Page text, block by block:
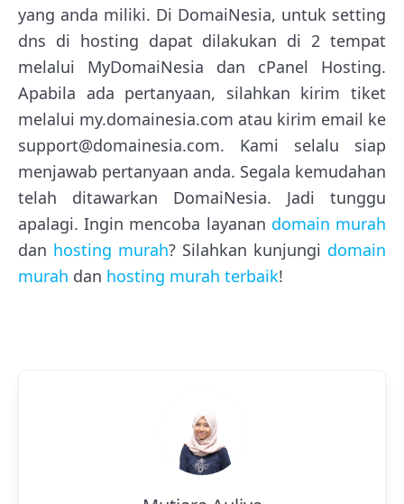
yang anda miliki. Di DomaiNesia, untuk setting
dns di hosting dapat dilakukan di 2 tempat
melalui MyDomaiNesia dan cPanel Hosting.
Apabila ada pertanyaan, silahkan kirim tiket
melalui my.domainesia.com atau kirim email ke
support@domainesia.com. Kami selalu siap
menjawab pertanyaan anda. Segala kemudahan
telah ditawarkan DomaiNesia. Jadi tunggu
apalagi. Ingin mencoba layanan domain murah
dan hosting murah? Silahkan kunjungi domain
murah dan hosting murah terbaik!